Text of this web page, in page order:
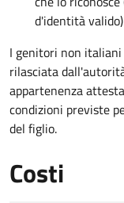
d'identità
I genitori non
rilasciata
appartenenza
condizioni previste
del figlio.
Costi